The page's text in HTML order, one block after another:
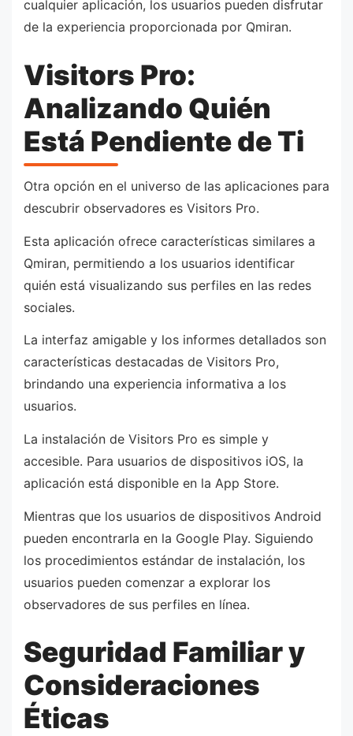
cualquier aplicación, los usuarios pueden disfrutar
de la experiencia proporcionada por Qmiran.
Visitors Pro:
Analizando Quién
Está Pendiente de Ti
Otra opción en el universo de las aplicaciones para
descubrir observadores es Visitors Pro.
Esta aplicación ofrece características similares a
Qmiran, permitiendo a los usuarios identificar
quién está visualizando sus perfiles en las redes
sociales.
La interfaz amigable y los informes detallados son
características destacadas de Visitors Pro,
brindando una experiencia informativa a los
usuarios.
La instalación de Visitors Pro es simple y
accesible. Para usuarios de dispositivos iOS, la
aplicación está disponible en la App Store.
Mientras que los usuarios de dispositivos Android
pueden encontrarla en la Google Play. Siguiendo
los procedimientos estándar de instalación, los
usuarios pueden comenzar a explorar los
observadores de sus perfiles en línea.
Seguridad Familiar y
Consideraciones
Éticas